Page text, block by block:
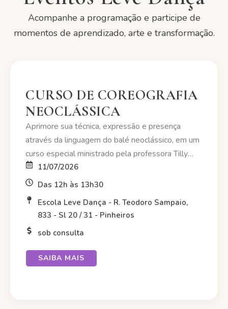
Acompanhe a programação e participe de
momentos de aprendizado, arte e transformação.
CURSO DE COREOGRAFIA
NEOCLÁSSICA
Aprimore sua técnica, expressão e presença
através da linguagem do balé neoclássico, em um
curso especial ministrado pela professora Tilly
Garcia. Uma oportunidade para bailarinos que
desejam evoluir artisticamente, explorar novas
possibilidades de movimento e desenvolver a
interpretação em cena.
📅 Datas das aulas:
• 11/07 • 25/07 • 08/08 • 22/08 • 05/09 •
19/09
11/07/2026
Das 12h às 13h30
Escola Leve Dança - R. Teodoro Sampaio,
833 - Sl 20 / 31 - Pinheiros
sob consulta
SAIBA MAIS